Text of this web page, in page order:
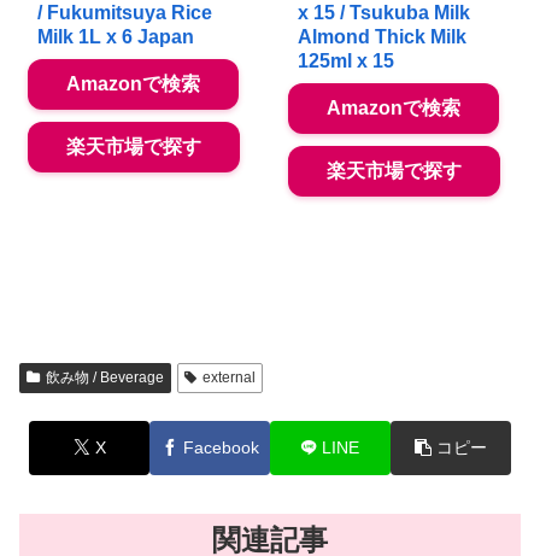
/ Fukumitsuya Rice
Milk 1L x 6 Japan
Amazonで検索
楽天市場で探す
x 15 / Tsukuba Milk
Almond Thick Milk
125ml x 15
Amazonで検索
楽天市場で探す
飲み物 / Beverage external
X Facebook LINE コピー
関連記事